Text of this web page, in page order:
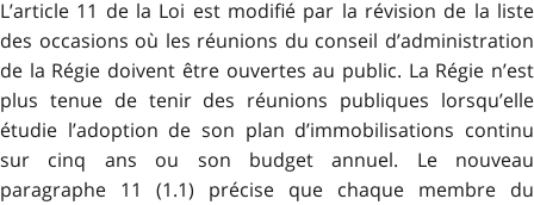
L’article 11 de la Loi est modifié par la révision de la liste
des occasions où les réunions du conseil d’administration
de la Régie doivent être ouvertes au public. La Régie n’est
plus tenue de tenir des réunions publiques lorsqu’elle
étudie l’adoption de son plan d’immobilisations continu
sur cinq ans ou son budget annuel. Le nouveau
paragraphe 11 (1.1) précise que chaque membre du